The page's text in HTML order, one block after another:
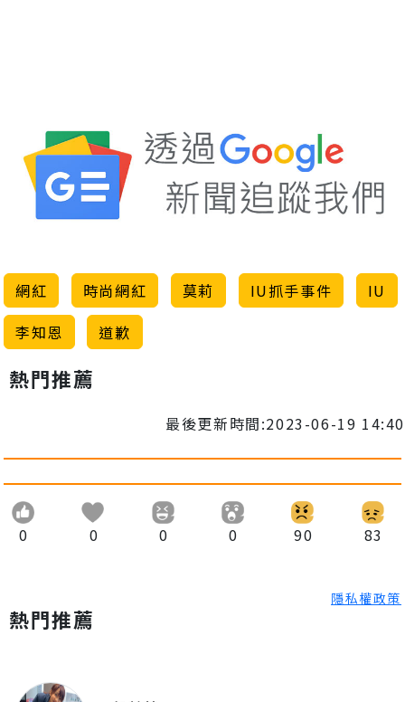
網紅 時尚網紅 莫莉 IU抓手事件
IU
李知恩
道歉
熱門推薦
最後更新時間:2023-06-19 14:40
0 0 0 0 90 83
隱私權政策
熱門推薦